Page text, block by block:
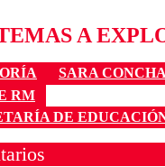
A
SARA
RM
DE